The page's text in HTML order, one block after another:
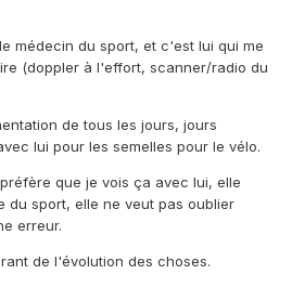
médecin du sport, et c'est lui qui me
(doppler à l'effort, scanner/radio du
de tous les jours, jours
lui pour les semelles pour le vélo.
que je vois ça avec lui, elle
du sport, elle ne veut pas oublier
erreur.
de l'évolution des choses.